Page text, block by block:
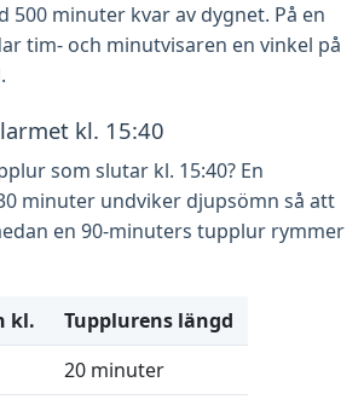
500 minuter kvar av dygnet. På en
tim- och minutvisaren en vinkel på
kl. 15:40
som slutar kl. 15:40? En
minuter undviker djupsömn så att
en 90-minuters tupplur rymmer
kl.
Tupplurens längd
20 minuter